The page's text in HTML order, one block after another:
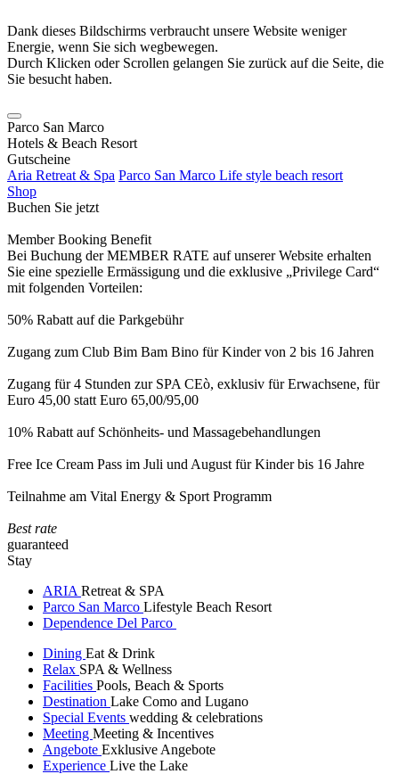
Dank dieses Bildschirms verbraucht unsere Website weniger
Energie, wenn Sie sich wegbewegen.
Durch Klicken oder Scrollen gelangen Sie zurück auf die Seite, die
Sie besucht haben.
Parco San Marco
Hotels & Beach Resort
Gutscheine
Aria Retreat & Spa Parco San Marco Life style beach resort
Shop
Buchen Sie jetzt
Member Booking Benefit
Bei Buchung der MEMBER RATE auf unserer Website erhalten
Sie eine spezielle Ermässigung und die exklusive „Privilege Card“
mit folgenden Vorteilen:
50% Rabatt auf die Parkgebühr
Zugang zum Club Bim Bam Bino für Kinder von 2 bis 16 Jahren
Zugang für 4 Stunden zur SPA CEò, exklusiv für Erwachsene, für
Euro 45,00 statt Euro 65,00/95,00
10% Rabatt auf Schönheits- und Massagebehandlungen
Free Ice Cream Pass im Juli und August für Kinder bis 16 Jahre
Teilnahme am Vital Energy & Sport Programm
Best rate
guaranteed
Stay
ARIA Retreat & SPA
Parco San Marco Lifestyle Beach Resort
Dependence Del Parco
Dining Eat & Drink
Relax SPA & Wellness
Facilities Pools, Beach & Sports
Destination Lake Como and Lugano
Special Events wedding & celebrations
Meeting Meeting & Incentives
Angebote Exklusive Angebote
Experience Live the Lake